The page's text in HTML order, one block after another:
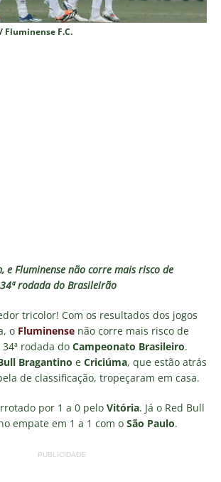
Fluminense F.C.
e Fluminense não corre mais risco de
rodada do Brasileirão
tricolor! Com os resultados dos jogos
o Fluminense não corre mais risco de
rodada do Campeonato Brasileiro.
Bragantino e Criciúma, que estão atrás
de classificação, tropeçaram em casa.
por 1 a 0 pelo Vitória. Já o Red Bull
empate em 1 a 1 com o São Paulo.
PUBLICIDADE